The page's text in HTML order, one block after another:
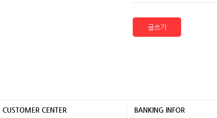
글쓰기
CUSTOMER CENTER
BANKING INFOR